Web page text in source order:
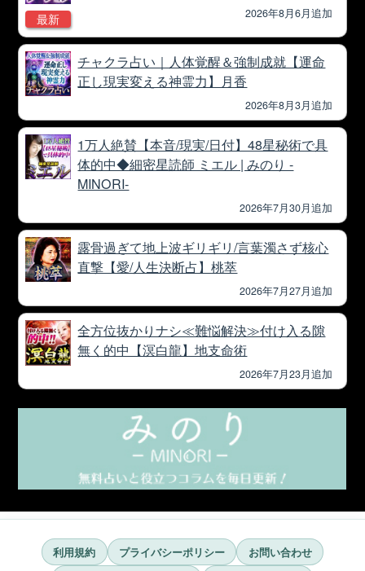
最新 2026年8月6月追加
チャクラ占い｜人体覚醒＆強制成就【運命
正し現実変える神霊力】月香
2026年8月3月追加
1万人絶賛【本音/現実/日付】48星秘術で具
体的中◆細密星読師 ミエル | みのり -
MINORI-
2026年7月30月追加
露骨過ぎて地上波ギリギリ/言葉濁さず核心
直撃【愛/人生決断占】桃萃
2026年7月27月追加
全方位抜かりナシ≪難悩解決≫付け入る隙
無く的中【溟白龍】地支命術
2026年7月23月追加
利用規約 プライバシーポリシー お問い合わせ